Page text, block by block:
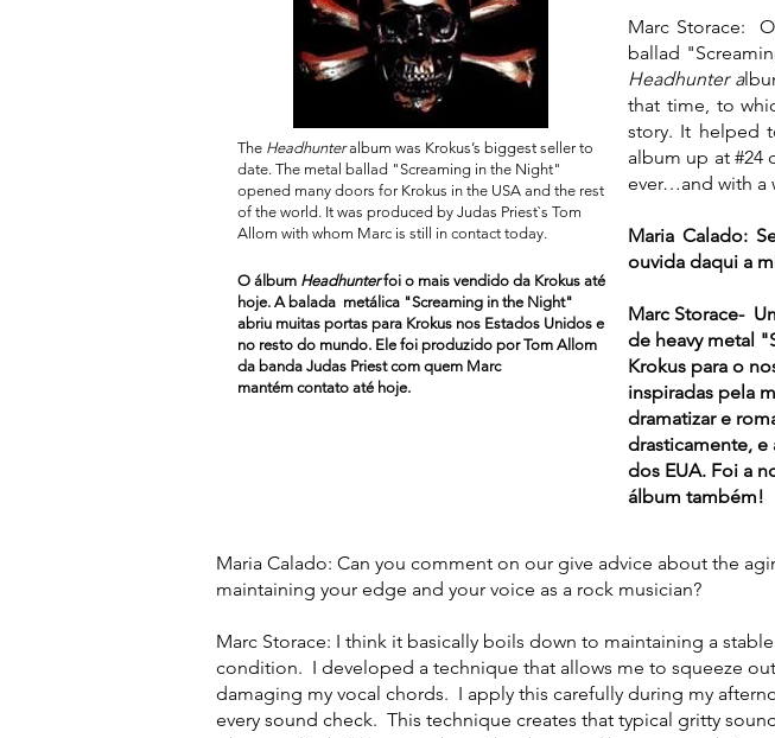
The Headhunteralbum was Krokus’s biggest seller to
date. The metal ballad "Screaming in the Night"
opened many doors for Krokus in the USA and the rest
of the world. It was produced by Judas Priest`s Tom
Allom with whom Marc is still in contact today.
O álbum Headhunterfoi o mais vendido da Krokus até
hoje. A balada metálica "Screaming in the Night"
abriu muitas portas para Krokus nos Estados Unidos e
no resto do mundo. Ele foi produzido por Tom Allom
da banda Judas Priest com quem Marc
mantém contato até hoje.
Marc Storace:
ballad
Headhunter a
that time, to
story. It helped
album up at #24
ever…and with a
Maria Calado:
ouvida daqui a
Marc Storace-
de heavy metal
Krokus para o
inspiradas pela
dramatizar e
drasticamente, e
dos EUA. Foi a
álbum também!
Maria Calado: Can you comment on our give advice about the
maintaining your edge and your voice as a rock musician?
Marc Storace: I think it basically boils down to maintaining a
condition. I developed a technique that allows me to squeeze
damaging my vocal chords. I apply this carefully during my
every sound check. This technique creates that typical gritty